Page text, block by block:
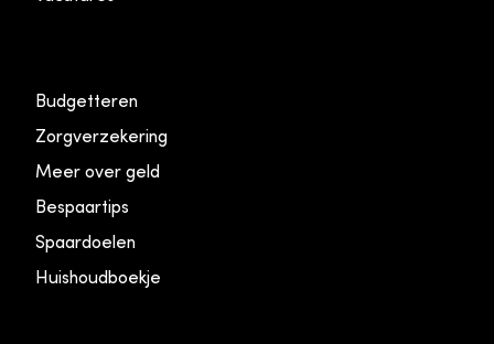
Budgetteren
Zorgverzekering
Meer over geld
Bespaartips
Spaardoelen
Huishoudboekje